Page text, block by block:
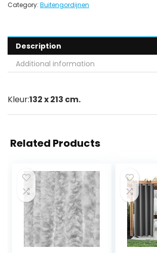
Category: Buitengordijnen
Description
Additional information
Kleur:132 x 213 cm.
Related Products